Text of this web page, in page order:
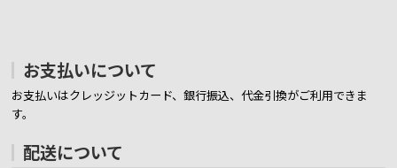
お支払いについて
お支払いはクレッジットカード、銀行振込、代金引換がご利用できま
す。
配送について